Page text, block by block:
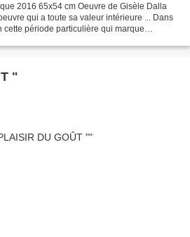
2016 65x54 cm Oeuvre de Gisèle Dalla
qui a toute sa valeur intérieure ... Dans
cette période particulière qui marque
"